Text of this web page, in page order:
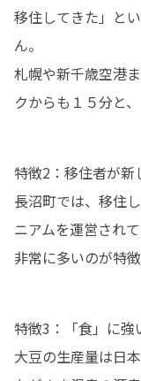
移住してきた」と
ん。
札幌や新千歳空港
クからも１５分と
特徴2：移住者が新
長沼町では、移住
ニアムを運営され
非常に多いのが特徴
特徴3：「食」に強
大豆の生産量は日本